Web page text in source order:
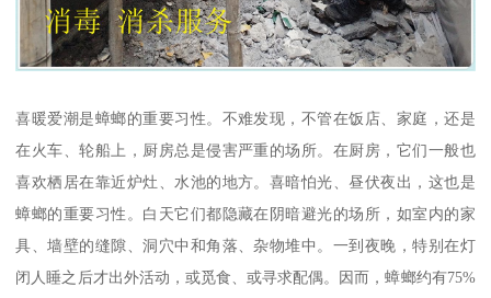
喜暖爱潮是蟑螂的重要习性。不难发现，不管在饭店、家庭，还是
在火车、轮船上，厨房总是侵害严重的场所。在厨房，它们一般也
喜欢栖居在靠近炉灶、水池的地方。喜暗怕光、昼伏夜出，这也是
蟑螂的重要习性。白天它们都隐藏在阴暗避光的场所，如室内的家
具、墙壁的缝隙、洞穴中和角落、杂物堆中。一到夜晚，特别在灯
闭人睡之后才出外活动，或觅食、或寻求配偶。因而，蟑螂约有75%